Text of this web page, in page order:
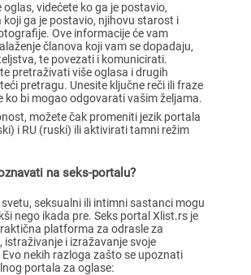
videćete ko ga je postavio,
koji ga je postavio, njihovu starost i
Ove informacije će vam
članova koji vam se dopadaju,
te povezati i komunicirati.
pretraživati više oglasa i drugih
pretragu. Unesite ključne reči ili fraze
ko bi mogao odgovarati vašim željama.
možete čak promeniti jezik portala
i RU (ruski) ili aktivirati tamni režim
na seks-portalu?
seksualni ili intimni sastanci mogu
nego ikada pre. Seks portal Xlist.rs je
platforma za odrasle za
istraživanje i izražavanje svoje
nekih razloga zašto se upoznati
portala za oglase: